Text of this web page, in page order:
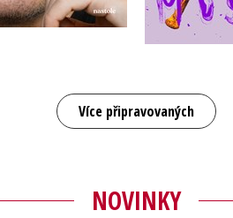
449 Kč
359 Kč 399 Kč
Více připravovaných
NOVINKY